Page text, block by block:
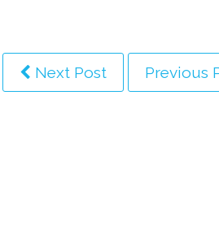
Next Post Previous